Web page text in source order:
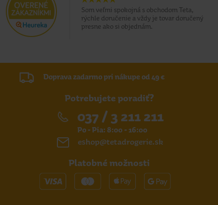
Som veľmi spokojná s obchodom Teta,
rýchle doručenie a vždy je tovar doručený
presne ako si objednám.
Doprava zadarmo pri nákupe od 49 €
Potrebujete poradiť?
037 / 3 211 211
Po - Pia: 8:00 - 16:00
eshop@tetadrogerie.sk
Platobné možnosti